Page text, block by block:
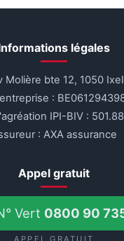
légales
Molière bte 12, 1050
:
IPI-BIV :
: AXA assurance
Appel gratuit
Vert 0800 90